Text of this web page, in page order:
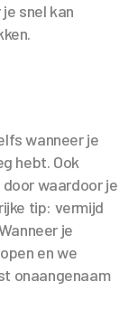
snel kan
wanneer je
hebt. Ook
waardoor je
tip: vermijd
je
en we
onaangenaam